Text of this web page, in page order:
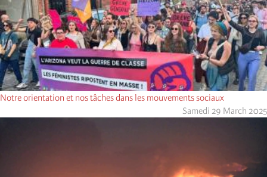
Notre orientation et nos tâches dans les mouvements sociaux
Samedi 29 March 2025